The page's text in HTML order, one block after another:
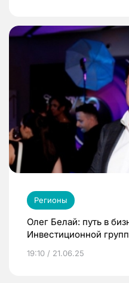
Регионы
Олег Белай: путь в
Инвестиционной
19:10 / 21.06.25